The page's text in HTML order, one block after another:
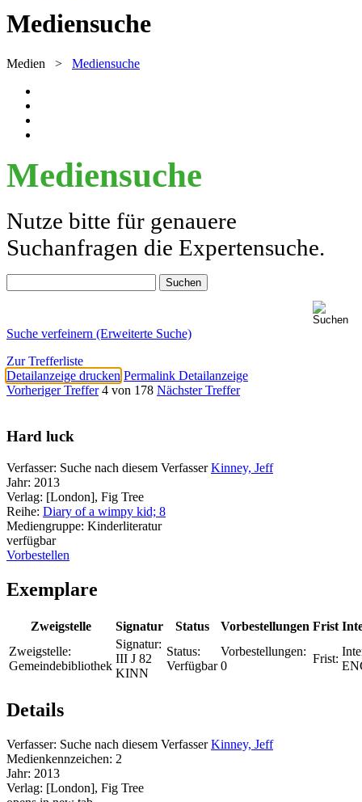
Mediensuche
Medien > Mediensuche
Mediensuche
Nutze bitte für genauere
Suchanfragen die Expertensuche.
Suche verfeinern (Erweiterte Suche)
Zur Trefferliste
Detailanzeige drucken Permalink Detailanzeige
Vorheriger Treffer 4 von 178 Nächster Treffer
Hard luck
Verfasser: Suche nach diesem Verfasser Kinney, Jeff
Jahr: 2013
Verlag: [London], Fig Tree
Reihe: Diary of a wimpy kid; 8
Mediengruppe: Kinderliteratur
verfügbar
Vorbestellen
Exemplare
Zweigstelle Signatur Status Vorbestellungen Frist
Zweigstelle:
Gemeindebibliothek
Signatur:
III J 82
KINN
Status:
Verfügbar
Vorbestellungen:
0
Frist:
Details
Verfasser: Suche nach diesem Verfasser Kinney, Jeff
Medienkennzeichen: 2
Jahr: 2013
Verlag: [London], Fig Tree